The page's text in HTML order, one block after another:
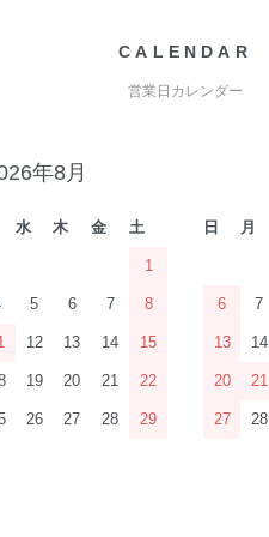
CALENDAR
営業日カレンダー
年8月
水 木 金 土
1
5 6 7 8
12 13 14 15
19 20 21 22
26 27 28 29
日 月
6 7
13 14
20 21
27 28